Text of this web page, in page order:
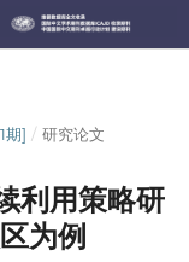
期] / 研究论文
利用策略研
为例